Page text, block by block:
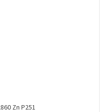
Zn P251